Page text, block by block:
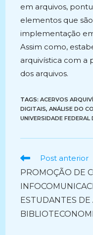
em arquivos,
elementos que
implementação
Assim como,
arquivística com a
dos arquivos.
TAGS:ACERVOS
DIGITAIS, ANÁLISE DO
UNIVERSIDADE
Ler
artigos
Post anterior
PROMOÇÃO DE
ESTUDANTES